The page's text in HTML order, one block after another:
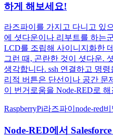
하게 해보세요!
라즈파이를 가지고 다니고 있
에 셧다운이나 리부트를 하는
LCD를 조립해 사이니지화한
그런 때, 곤란한 것이 셧다운.
생각합니다. ssh 연결하고 명
리적 버튼은 단선이나 공간 문
이 번거로움을 Node-RED로 해
RaspberryPi라즈파이 node-red
Node-RED에서